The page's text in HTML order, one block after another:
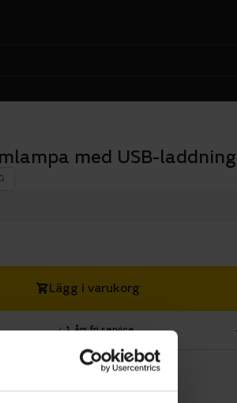
med USB-laddning
Lägg i varukorg
1 års fri service